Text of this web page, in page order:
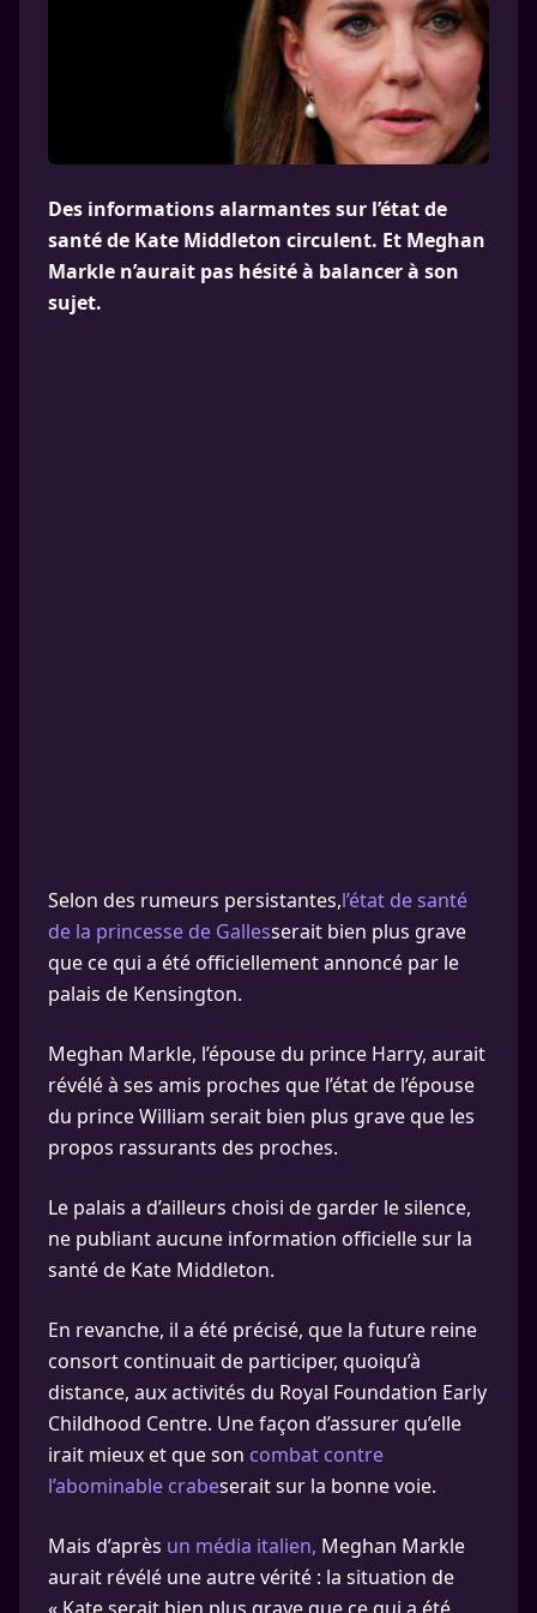
Des informations alarmantes sur l’état de
santé de Kate Middleton circulent. Et Meghan
Markle n’aurait pas hésité à balancer à son
sujet.
Selon des rumeurs persistantes,l’état de santé
de la princesse de Gallesserait bien plus grave
que ce qui a été officiellement annoncé par le
palais de Kensington.
Meghan Markle, l’épouse du prince Harry, aurait
révélé à ses amis proches que l’état de l’épouse
du prince William serait bien plus grave que les
propos rassurants des proches.
Le palais a d’ailleurs choisi de garder le silence,
ne publiant aucune information officielle sur la
santé de Kate Middleton.
En revanche, il a été précisé, que la future reine
consort continuait de participer, quoiqu’à
distance, aux activités du Royal Foundation Early
Childhood Centre. Une façon d’assurer qu’elle
irait mieux et que son combat contre
l’abominable crabeserait sur la bonne voie.
Mais d’après un média italien, Meghan Markle
aurait révélé une autre vérité : la situation de